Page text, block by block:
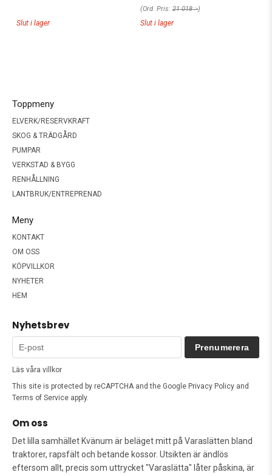
Slut i lager
(Ord. Pris: 21 018 :-)
Slut i lager
Toppmeny
ELVERK/RESERVKRAFT
SKOG & TRÄDGÅRD
PUMPAR
VERKSTAD & BYGG
RENHÅLLNING
LANTBRUK/ENTREPRENAD
Meny
KONTAKT
OM OSS
KÖPVILLKOR
NYHETER
HEM
Nyhetsbrev
Prenumerera
Läs våra villkor
This site is protected by reCAPTCHA and the Google Privacy Policy and
Terms of Service apply.
Om oss
Det lilla samhället Kvänum är beläget mitt på Varaslätten bland
traktorer, rapsfält och betande kossor. Utsikten är ändlös
eftersom allt, precis som uttrycket "Varaslätta" låter påskina, är